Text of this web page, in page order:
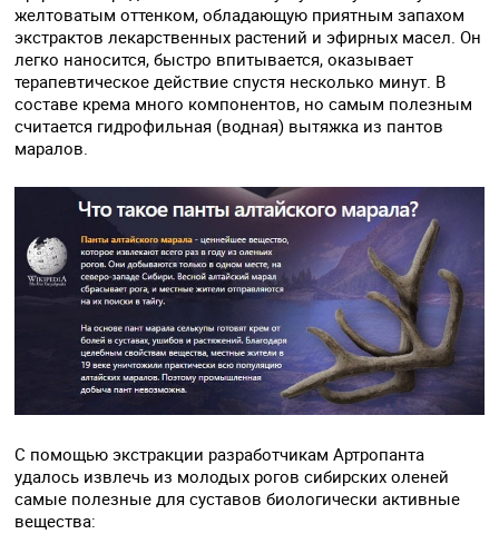
желтоватым оттенком, обладающую приятным запахом
экстрактов лекарственных растений и эфирных масел. Он
легко наносится, быстро впитывается, оказывает
терапевтическое действие спустя несколько минут. В
составе крема много компонентов, но самым полезным
считается гидрофильная (водная) вытяжка из пантов
маралов.
С помощью экстракции разработчикам Артропанта
удалось извлечь из молодых рогов сибирских оленей
самые полезные для суставов биологически активные
вещества: